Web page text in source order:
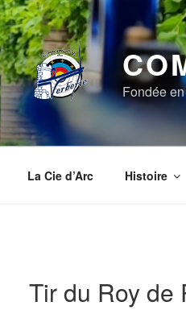
Fondée
La Cie d’Arc Histoire
Tir du Roy de